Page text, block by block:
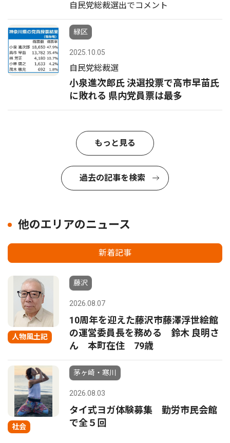
自民党総裁選出でコメント
緑区
2025.10.05
自民党総裁選
小泉進次郎氏 決選投票で高市早苗氏
に敗れる 県内党員票は最多
もっと見る
過去の記事を検索
他のエリアのニュース
新着記事
人物風土記
藤沢
2026.08.07
10周年を迎えた藤沢市藤澤浮世絵館
の運営委員長を務める 鈴木 良明さ
ん 本町在住 79歳
社会
茅ヶ崎・寒川
2026.08.03
タイ式ヨガ体験募集 勤労市民会館
で全５回